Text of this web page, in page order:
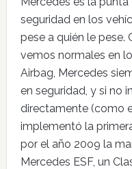
seguridad en los
pese a quién le pese.
vemos normales en
Airbag, Mercedes
en seguridad, y si no
directamente (como
implementó la
por el año 20o9 la
Mercedes ESF, un